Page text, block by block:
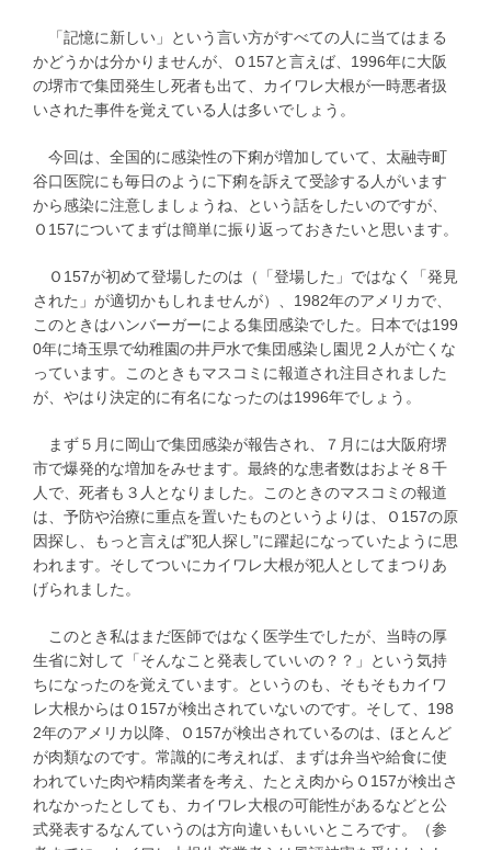
「記憶に新しい」という言い方がすべての人に当てはまる
かどうかは分かりませんが、Ｏ157と言えば、1996年に大阪
の堺市で集団発生し死者も出て、カイワレ大根が一時悪者扱
いされた事件を覚えている人は多いでしょう。
今回は、全国的に感染性の下痢が増加していて、太融寺町
谷口医院にも毎日のように下痢を訴えて受診する人がいます
から感染に注意しましょうね、という話をしたいのですが、
Ｏ157についてまずは簡単に振り返っておきたいと思います。
Ｏ157が初めて登場したのは（「登場した」ではなく「発見
された」が適切かもしれませんが）、1982年のアメリカで、
このときはハンバーガーによる集団感染でした。日本では199
0年に埼玉県で幼稚園の井戸水で集団感染し園児２人が亡くな
っています。このときもマスコミに報道され注目されました
が、やはり決定的に有名になったのは1996年でしょう。
まず５月に岡山で集団感染が報告され、７月には大阪府堺
市で爆発的な増加をみせます。最終的な患者数はおよそ８千
人で、死者も３人となりました。このときのマスコミの報道
は、予防や治療に重点を置いたものというよりは、Ｏ157の原
因探し、もっと言えば”犯人探し”に躍起になっていたように思
われます。そしてついにカイワレ大根が犯人としてまつりあ
げられました。
このとき私はまだ医師ではなく医学生でしたが、当時の厚
生省に対して「そんなこと発表していいの？？」という気持
ちになったのを覚えています。というのも、そもそもカイワ
レ大根からはＯ157が検出されていないのです。そして、198
2年のアメリカ以降、Ｏ157が検出されているのは、ほとんど
が肉類なのです。常識的に考えれば、まずは弁当や給食に使
われていた肉や精肉業者を考え、たとえ肉からＯ157が検出さ
れなかったとしても、カイワレ大根の可能性があるなどと公
式発表するなんていうのは方向違いもいいところです。（参